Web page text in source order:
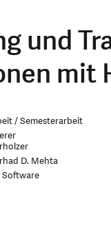
und
mit
/ Semesterarbeit
D. Mehta